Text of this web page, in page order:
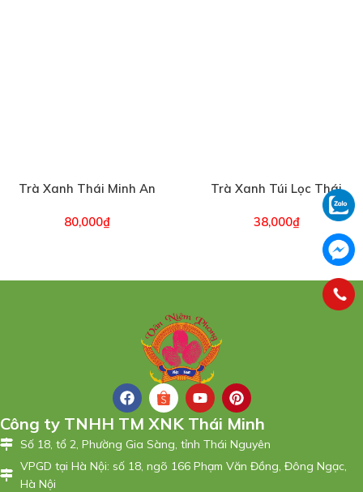
Trà Xanh Thái Minh An
80,000₫
Trà Xanh Túi Lọc Thái
38,000₫
Công ty TNHH TM XNK Thái Minh
Số 18, tổ 2, Phường Gia Sàng, tỉnh Thái Nguyên
VPGD tại Hà Nội: số 18, ngõ 166 Phạm Văn Đồng, Đông Ngạc,
Hà Nội